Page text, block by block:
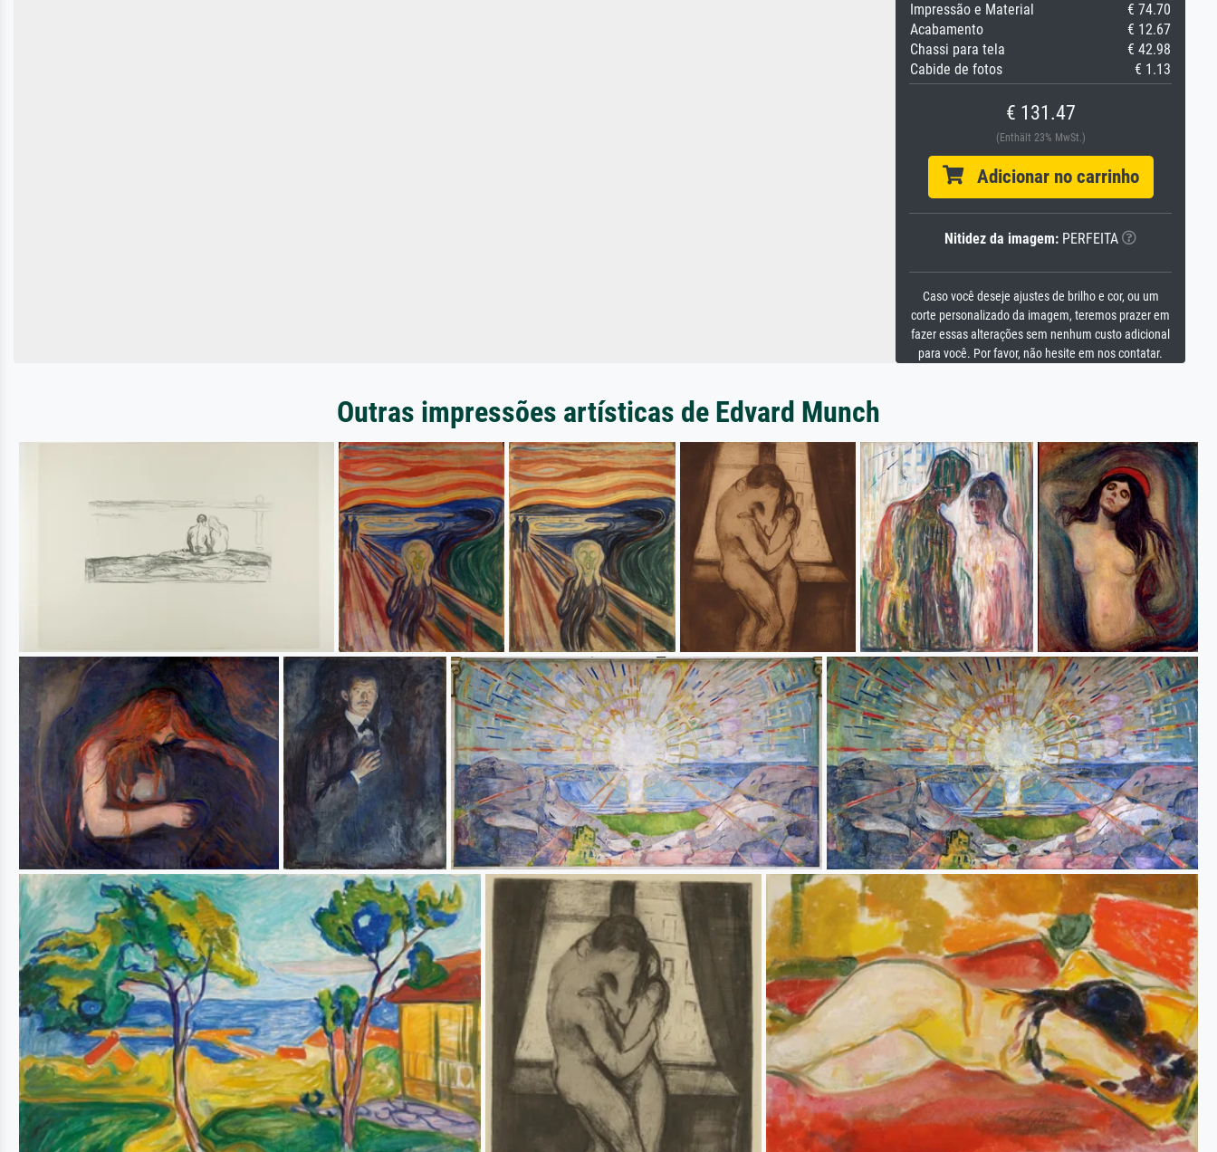
Impressão e Material
€ 74.70
Acabamento
€ 12.67
Chassi para tela
€ 42.98
Cabide de fotos
€ 1.13
€ 131.47
(Enthält 23% MwSt.)
Adicionar no carrinho
Nitidez da imagem: PERFEITA
Caso você deseje ajustes de brilho e cor, ou um
corte personalizado da imagem, teremos prazer em
fazer essas alterações sem nenhum custo adicional
para você. Por favor, não hesite em nos contatar.
Outras impressões artísticas de Edvard Munch